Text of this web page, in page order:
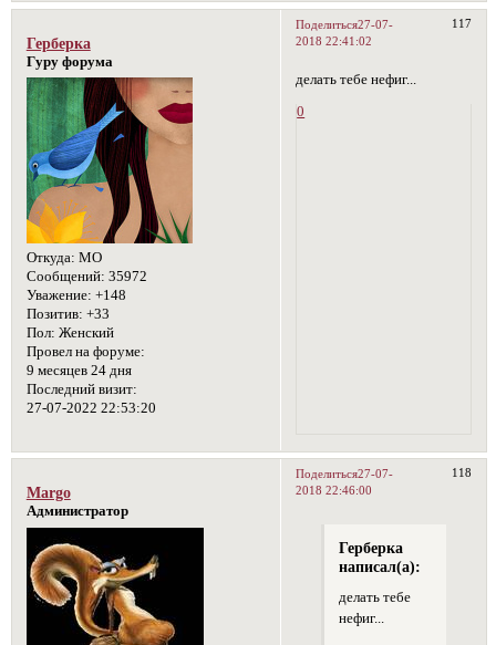
Поделиться 117
27-07-
2018 22:41:02
Герберка
Гуру форума
Откуда: МО
Сообщений: 35972
Уважение: +148
Позитив: +33
Пол: Женский
Провел на форуме:
9 месяцев 24 дня
Последний визит:
27-07-2022 22:53:20
делать тебе нефиг...
0
Поделиться 118
27-07-
2018 22:46:00
Margo
Администратор
Герберка
написал(а):
делать тебе
нефиг...